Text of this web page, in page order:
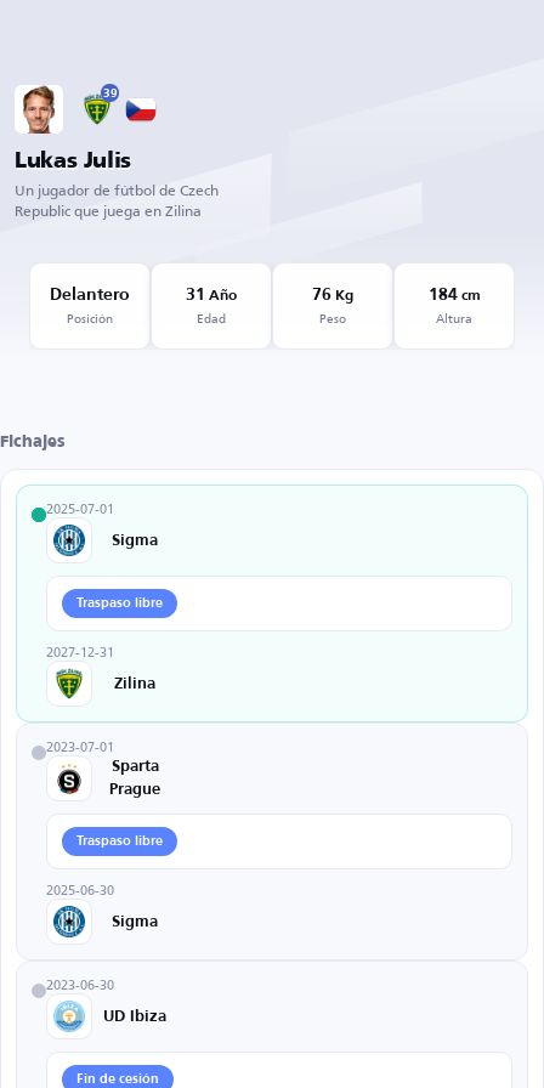
39
Lukas Julis
Un jugador de fútbol de Czech
Republic que juega en Zilina
Delantero
Posición
31 Año
Edad
76 Kg
Peso
184cm
Altura
Fichajes
2025-07-01
Sigma
Traspaso libre
2027-12-31
Zilina
2023-07-01
Sparta
Prague
Traspaso libre
2025-06-30
Sigma
2023-06-30
UD Ibiza
Fin de cesión